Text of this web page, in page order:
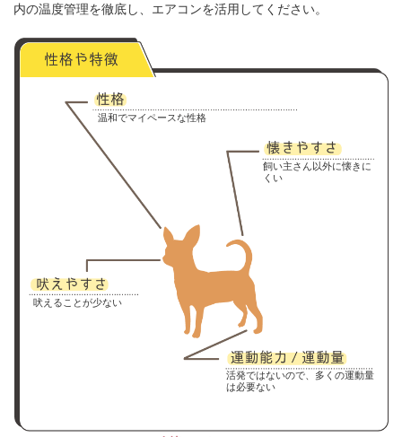
内の温度管理を徹底し、エアコンを活用してください。
温和でマイペースな性格
飼い主さん以外に懐きに
くい
吠えることが少ない
活発ではないので、多くの運動量
は必要ない